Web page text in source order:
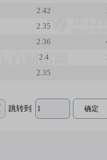
2.42
2.35
2.36
2.4
2.35
跳转到